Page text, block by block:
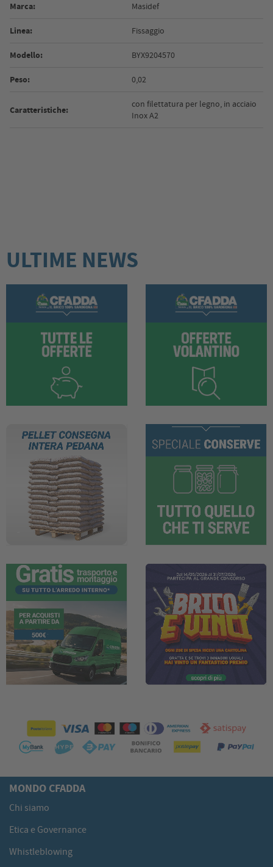
Marca: Masidef
Linea: Fissaggio
Modello: BYX9204570
Peso: 0,02
Caratteristiche:
con filettatura per legno, in acciaio
Inox A2
ULTIME NEWS
MONDO CFADDA
Chi siamo
Etica e Governance
Whistleblowing